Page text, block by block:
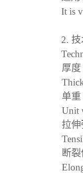
It is
2. 技
厚度
单重
Unit
拉
断